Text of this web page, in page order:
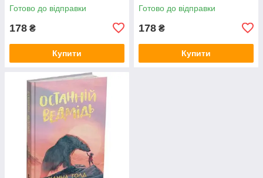
Готово до відправки
178 ₴
Купити
Готово до відправки
178 ₴
Купити